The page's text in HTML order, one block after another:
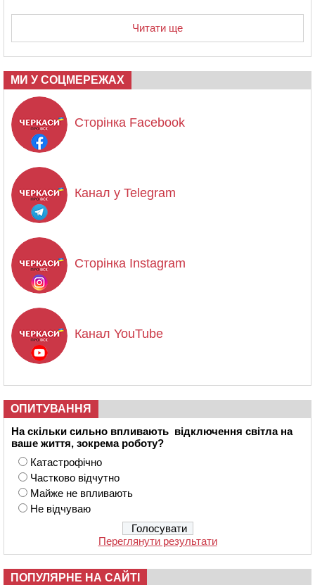
Читати ще
МИ У СОЦМЕРЕЖАХ
Сторінка Facebook
Канал у Telegram
Сторінка Instagram
Канал YouTube
ОПИТУВАННЯ
На скільки сильно впливають відключення світла на
ваше життя, зокрема роботу?
Катастрофічно
Частково відчутно
Майже не впливають
Не відчуваю
Переглянути результати
ПОПУЛЯРНЕ НА САЙТІ